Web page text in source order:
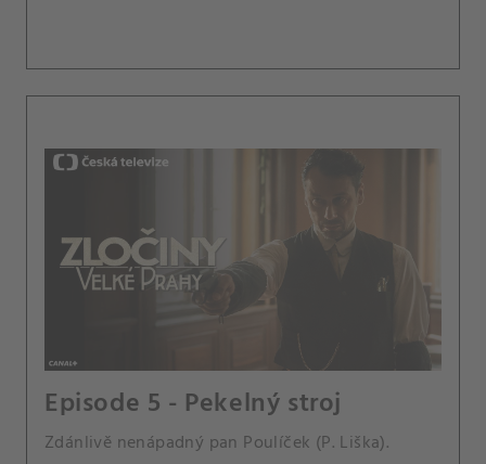
Episode 5 - Pekelný stroj
Zdánlivě nenápadný pan Poulíček (P. Liška).